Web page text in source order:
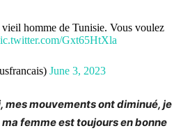
homme de Tunisie. Vous voulez
Gxt65HtXla
June 3, 2023
mes mouvements ont diminué, je
femme est toujours en bonne